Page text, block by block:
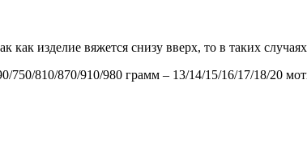
как изделие вяжется снизу вверх, то в таких
750/810/870/910/980 грамм – 13/14/15/16/17/18/20